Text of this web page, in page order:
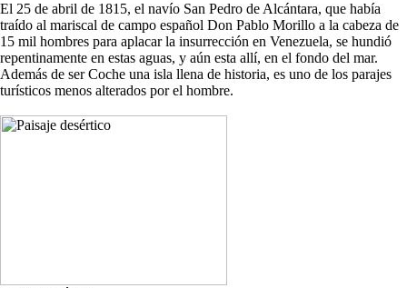
El 25 de abril de 1815, el navío San Pedro de Alcántara, que había
traído al mariscal de campo español Don Pablo Morillo a la cabeza de
15 mil hombres para aplacar la insurrección en Venezuela, se hundió
repentinamente en estas aguas, y aún esta allí, en el fondo del mar.
Además de ser Coche una isla llena de historia, es uno de los parajes
turísticos menos alterados por el hombre.